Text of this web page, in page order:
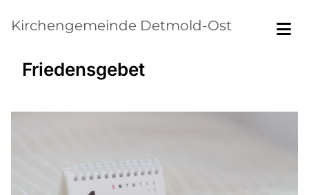
Kirchengemeinde Detmold-Ost
Friedensgebet